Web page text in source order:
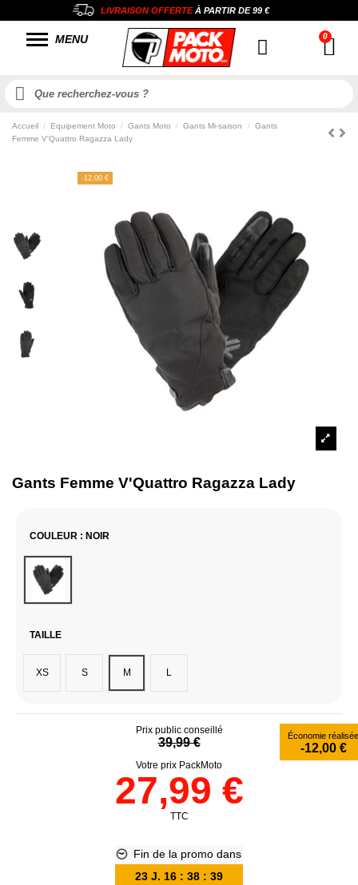
LIVRAISON OFFERTEÀ PARTIR DE99 €
MENU
Accueil Equipement Moto Gants Moto Gants Mi-saison
Gants
Femme V'Quattro Ragazza Lady
-12,00 €
Gants Femme V'Quattro Ragazza Lady
COULEUR : NOIR
Noir
TAILLE
XS S M L
Prix public conseillé
39,99 € Économie réalisée
-12,00 €
Votre prix PackMoto
27,99 €
TTC
Fin de la promo dans
23 J. 16 : 38 : 39